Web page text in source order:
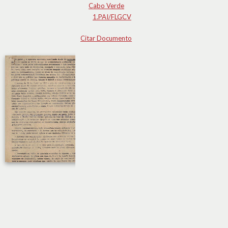
Cabo Verde
1.PAI/FLGCV
Citar Documento